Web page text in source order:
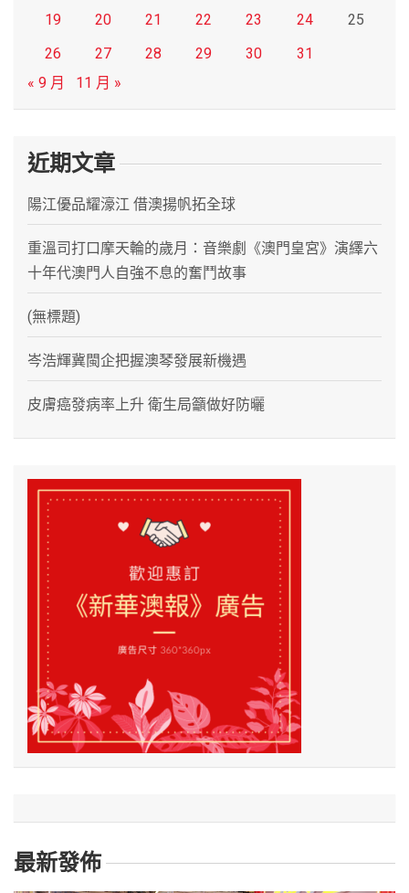
19 20 21 22 23 24
25
26
27 28 29 30
31
« 9 月
11 月 »
近期文章
陽江優品耀濠江 借澳揚帆拓全球
重溫司打口摩天輪的歲月：音樂劇《澳門皇宮》演繹六
十年代澳門人自強不息的奮鬥故事
(無標題)
岑浩輝冀閩企把握澳琴發展新機遇
皮膚癌發病率上升 衛生局籲做好防曬
最新發佈